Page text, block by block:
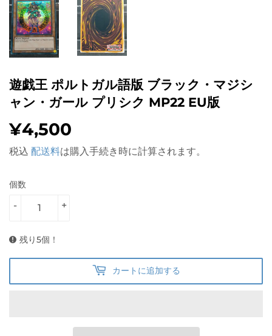
遊戯王 ポルトガル語版 ブラック・マジシ
ャン・ガール プリシク MP22 EU版
¥4,500
税込 配送料は購入手続き時に計算されます。
個数
+
-
残り5個！
カートに追加する